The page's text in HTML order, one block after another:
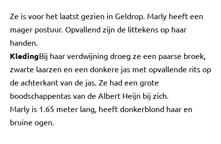
Ze is voor het laatst gezien in Geldrop. Marly heeft een
mager postuur. Opvallend zijn de littekens op haar
handen.
KledingBij haar verdwijning droeg ze een paarse broek,
zwarte laarzen en een donkere jas met opvallende rits op
de achterkant van de jas. Ze had een grote
boodschappentas van de Albert Heijn bij zich.
Marly is 1.65 meter lang, heeft donkerblond haar en
bruine ogen.